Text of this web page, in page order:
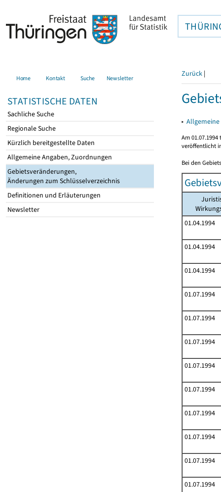
Home Kontakt Suche Newsletter
STATISTISCHE DATEN
Sachliche Suche
Regionale Suche
Kürzlich bereitgestellte Daten
Allgemeine Angaben, Zuordnungen
Gebietsveränderungen,
Änderungen zum Schlüsselverzeichnis
Definitionen und Erläuterungen
Newsletter
Zurück |
▸
Am
veröffentlicht
Bei den
01.04.1994
01.04.1994
01.04.1994
01.07.1994
01.07.1994
01.07.1994
01.07.1994
01.07.1994
01.07.1994
01.07.1994
01.07.1994
01.07.1994